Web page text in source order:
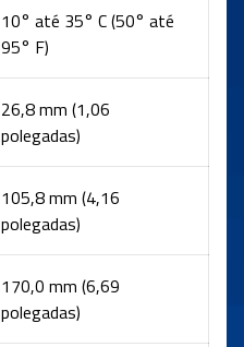
10° até 35° C (50° até
95° F)
26,8 mm (1,06
polegadas)
105,8 mm (4,16
polegadas)
170,0 mm (6,69
polegadas)